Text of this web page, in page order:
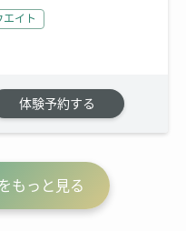
エイト
体験予約する
もっと見る